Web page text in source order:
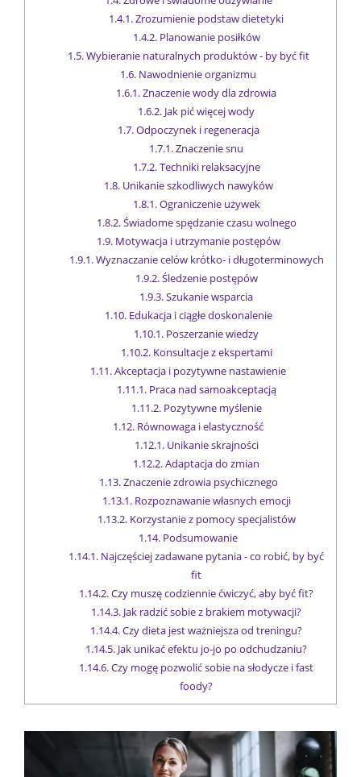
1.4.1.Zrozumienie podstaw dietetyki
1.4.2.Planowanie posiłków
1.5.Wybieranie naturalnych produktów - by być fit
1.6. Nawodnienie organizmu
1.6.1.Znaczenie wody dla zdrowia
1.6.2. Jak pić więcej wody
1.7.Odpoczynek i regeneracja
1.7.1.Znaczenie snu
1.7.2.Techniki relaksacyjne
1.8.Unikanie szkodliwych nawyków
1.8.1.Ograniczenie używek
1.8.2.Świadome spędzanie czasu wolnego
1.9.Motywacja i utrzymanie postępów
1.9.1.Wyznaczanie celów krótko- i długoterminowych
1.9.2.Śledzenie postępów
1.9.3.Szukanie wsparcia
1.10.Edukacja i ciągłe doskonalenie
1.10.1. Poszerzanie wiedzy
1.10.2.Konsultacje z ekspertami
1.11.Akceptacja i pozytywne nastawienie
1.11.1.Praca nad samoakceptacją
1.11.2.Pozytywne myślenie
1.12. Równowaga i elastyczność
1.12.1.Unikanie skrajności
1.12.2.Adaptacja do zmian
1.13.Znaczenie zdrowia psychicznego
1.13.1.Rozpoznawanie własnych emocji
1.13.2.Korzystanie z pomocy specjalistów
1.14. Podsumowanie
1.14.1. Najczęściej zadawane pytania - co robić, by być
fit
1.14.2.Czy muszę codziennie ćwiczyć, aby być fit?
1.14.3. Jak radzić sobie z brakiem motywacji?
1.14.4.Czy dieta jest ważniejsza od treningu?
1.14.5. Jak unikać efektu jo-jo po odchudzaniu?
1.14.6.Czy mogę pozwolić sobie na słodycze i fast
foody?